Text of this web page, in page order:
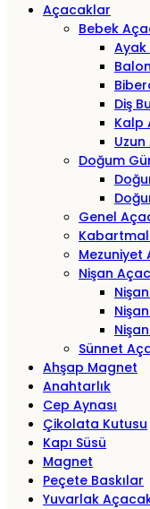
Açacaklar
Bebek
Diş
Kalp
Doğum
Genel
Mezuniyet
Nişan
Sünnet
Ahşap Magnet
Anahtarlık
Cep Aynası
Çikolata Kutusu
Kapı Süsü
Magnet
Peçete Baskılar
Yuvarlak